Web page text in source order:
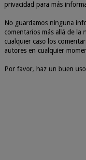
privacidad para más
No guardamos ninguna
comentarios más allá de la
cualquier caso los
autores en cualquier
Por favor, haz un buen